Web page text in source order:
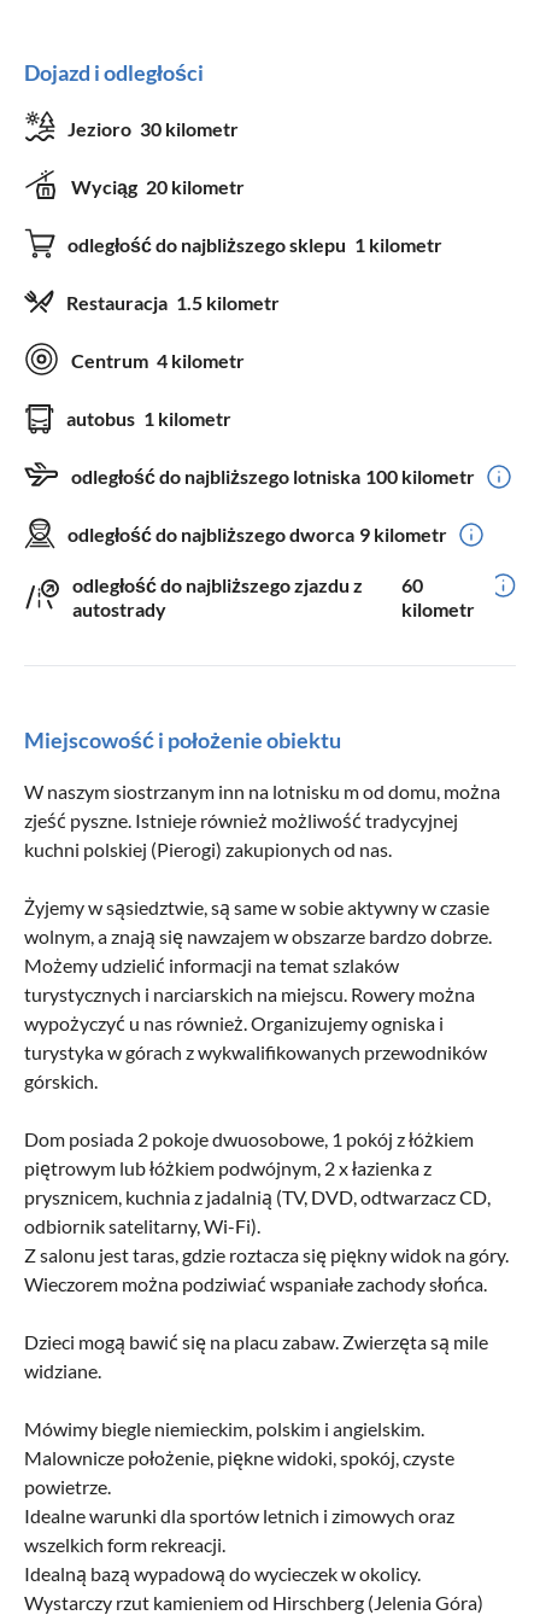
Dojazd i odległości
Jezioro 30 kilometr
Wyciąg 20 kilometr
odległość do najbliższego sklepu 1 kilometr
Restauracja 1.5 kilometr
Centrum 4 kilometr
autobus 1 kilometr
odległość do najbliższego lotniska 100 kilometr
odległość do najbliższego dworca 9 kilometr
odległość do najbliższego zjazdu z
autostrady
60
kilometr
Miejscowość i położenie obiektu
W naszym siostrzanym inn na lotnisku m od domu, można
zjeść pyszne. Istnieje również możliwość tradycyjnej
kuchni polskiej (Pierogi) zakupionych od nas.
Żyjemy w sąsiedztwie, są same w sobie aktywny w czasie
wolnym, a znają się nawzajem w obszarze bardzo dobrze.
Możemy udzielić informacji na temat szlaków
turystycznych i narciarskich na miejscu. Rowery można
wypożyczyć u nas również. Organizujemy ogniska i
turystyka w górach z wykwalifikowanych przewodników
górskich.
Dom posiada 2 pokoje dwuosobowe, 1 pokój z łóżkiem
piętrowym lub łóżkiem podwójnym, 2 x łazienka z
prysznicem, kuchnia z jadalnią (TV, DVD, odtwarzacz CD,
odbiornik satelitarny, Wi-Fi).
Z salonu jest taras, gdzie roztacza się piękny widok na góry.
Wieczorem można podziwiać wspaniałe zachody słońca.
Dzieci mogą bawić się na placu zabaw. Zwierzęta są mile
widziane.
Mówimy biegle niemieckim, polskim i angielskim.
Malownicze położenie, piękne widoki, spokój, czyste
powietrze.
Idealne warunki dla sportów letnich i zimowych oraz
wszelkich form rekreacji.
Idealną bazą wypadową do wycieczek w okolicy.
Wystarczy rzut kamieniem od Hirschberg (Jelenia Góra)